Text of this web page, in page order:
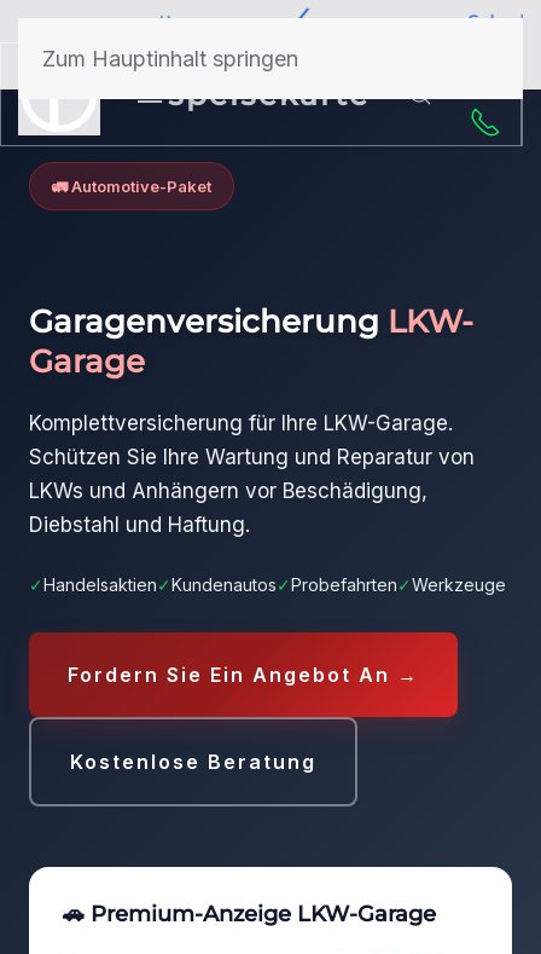
Zum Hauptinhalt springen
speisekarte
Schadenshilfe
50 Jahre Erfahrung
🚛 Automotive-Paket
Garagenversicherung LKW-
Garage
Komplettversicherung für Ihre LKW-Garage.
Schützen Sie Ihre Wartung und Reparatur von
LKWs und Anhängern vor Beschädigung,
Diebstahl und Haftung.
✓Handelsaktien✓Kundenautos✓Probefahrten✓Werkzeuge
Fordern Sie Ein Angebot An →
Kostenlose Beratung
🚗 Premium-Anzeige LKW-Garage